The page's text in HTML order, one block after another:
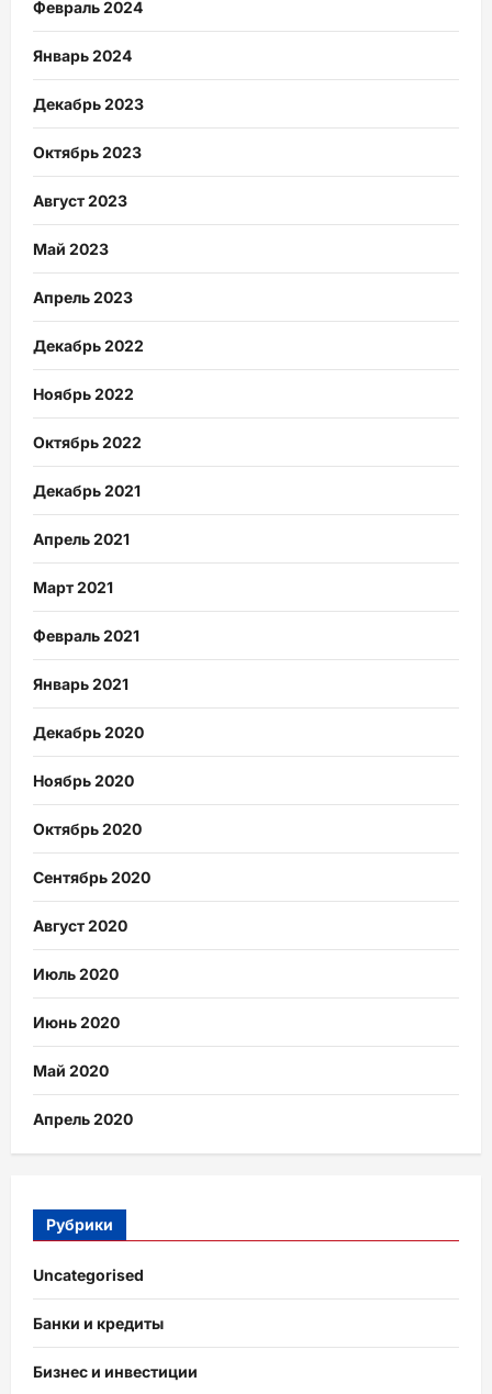
Февраль 2024
Январь 2024
Декабрь 2023
Октябрь 2023
Август 2023
Май 2023
Апрель 2023
Декабрь 2022
Ноябрь 2022
Октябрь 2022
Декабрь 2021
Апрель 2021
Март 2021
Февраль 2021
Январь 2021
Декабрь 2020
Ноябрь 2020
Октябрь 2020
Сентябрь 2020
Август 2020
Июль 2020
Июнь 2020
Май 2020
Апрель 2020
Рубрики
Uncategorised
Банки и кредиты
Бизнес и инвестиции